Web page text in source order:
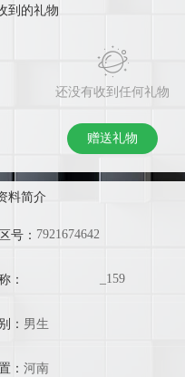
到的礼物
还没有收到任何礼物
赠送礼物
料简介
号： 7921674642
： _159
： 男生
： 河南